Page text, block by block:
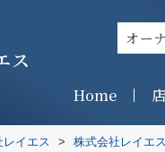
ス
オー
Home
イエス > 株式会社レイエ